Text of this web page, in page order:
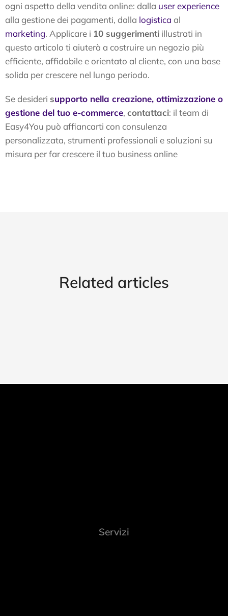
ogni aspetto della vendita online: dalla user experience
alla gestione dei pagamenti, dalla logistica al
marketing. Applicare i 10 suggerimenti illustrati in
questo articolo ti aiuterà a costruire un negozio più
efficiente, affidabile e orientato al cliente, con una base
solida per crescere nel lungo periodo.
Se desideri supporto nella creazione, ottimizzazione o
gestione del tuo e-commerce, contattaci: il team di
Easy4You può affiancarti con consulenza
personalizzata, strumenti professionali e soluzioni su
misura per far crescere il tuo business online
Related articles
Servizi